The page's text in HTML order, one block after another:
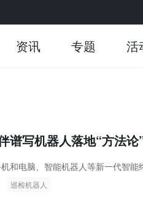
资讯 专题 活
谱写机器人落地“方法论
和电脑、智能机器人等新一代智能
巡检机器人